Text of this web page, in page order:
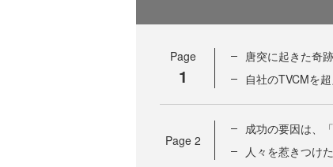
Page
1
唐突に起きた奇
自社のTVCMを
Page 2
成功の要因は、
人々を惹きつけ